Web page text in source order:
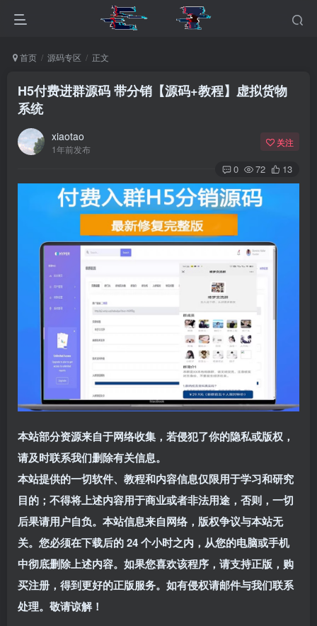
首页 源码专区 正文
H5付费进群源码 带分销【源码+教程】虚拟货物
系统
xiaotao
1年前发布
关注
0 72 13
本站部分资源来自于网络收集，若侵犯了你的隐私或版权，
请及时联系我们删除有关信息。
本站提供的一切软件、教程和内容信息仅限用于学习和研究
目的；不得将上述内容用于商业或者非法用途，否则，一切
后果请用户自负。本站信息来自网络，版权争议与本站无
关。您必须在下载后的 24 个小时之内，从您的电脑或手机
中彻底删除上述内容。如果您喜欢该程序，请支持正版，购
买注册，得到更好的正版服务。如有侵权请邮件与我们联系
处理。敬请谅解！